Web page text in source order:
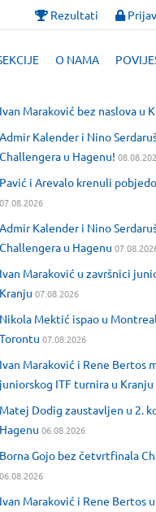
Rezultati
O NAMA
Ivan Maraković bez naslova u
Admir Kalender i Nino
Challengera u Hagenu!
Pavić i Arevalo krenuli
07.08.2026
Admir Kalender i Nino
Challengera u Hagenu
Ivan Maraković u završnici
Kranju 07.08.2026
Nikola Mektić ispao u
Torontu 07.08.2026
Ivan Maraković i Rene Bertos
juniorskog ITF turnira u Kranju
Matej Dodig zaustavljen u 2.
Hagenu 06.08.2026
Borna Gojo bez četvrtfinala
06.08.2026
Ivan Maraković i Rene Bertos